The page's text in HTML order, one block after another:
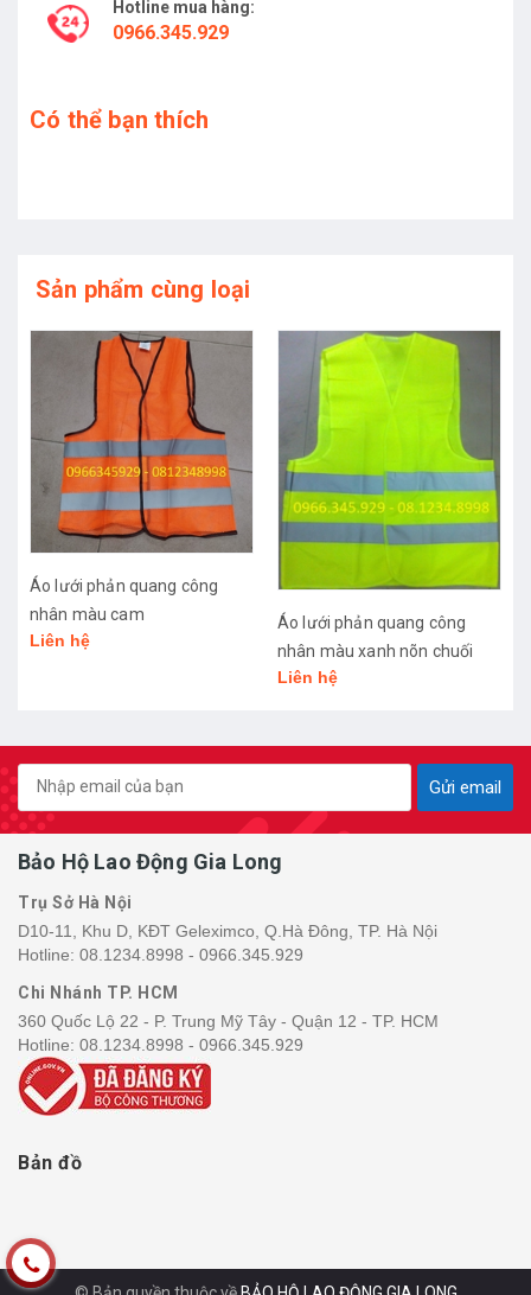
Hotline mua hàng:
0966.345.929
Có thể bạn thích
Sản phẩm cùng loại
quang công
Áo lưới phản quang công
nhân màu xanh nõn chuối
Áo lưới phản
xanh môi
Liên hệ
Gửi email
Bảo Hộ Lao Động Gia Long
Trụ Sở Hà Nội
D10-11, Khu D, KĐT Geleximco, Q.Hà Đông, TP. Hà Nội
Hotline: 08.1234.8998 - 0966.345.929
Chi Nhánh TP. HCM
360 Quốc Lộ 22 - P. Trung Mỹ Tây - Quận 12 - TP. HCM
Hotline: 08.1234.8998 - 0966.345.929
Bản đồ